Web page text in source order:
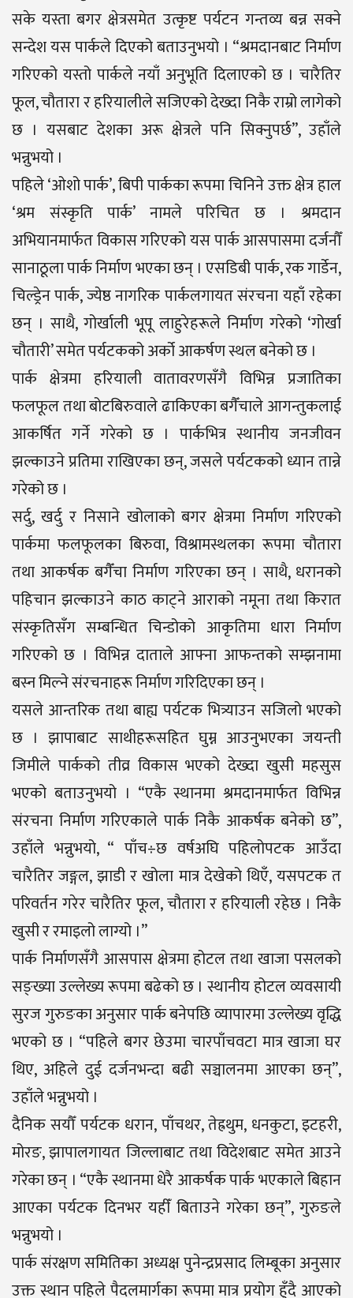
सके यस्ता बगर क्षेत्रसमेत उत्कृष्ट पर्यटन गन्तव्य बन्न सक्ने
सन्देश यस पार्कले दिएको बताउनुभयो । “श्रमदानबाट निर्माण
गरिएको यस्तो पार्कले नयाँ अनुभूति दिलाएको छ । चारैतिर
फूल, चौतारा र हरियालीले सजिएको देख्दा निकै राम्रो लागेको
छ । यसबाट देशका अरू क्षेत्रले पनि सिक्नुपर्छ”, उहाँले
भन्नुभयो ।
पहिले ‘ओशो पार्क’, बिपी पार्कका रूपमा चिनिने उक्त क्षेत्र हाल
‘श्रम संस्कृति पार्क’ नामले परिचित छ । श्रमदान
अभियानमार्फत विकास गरिएको यस पार्क आसपासमा दर्जनौँ
सानाठूला पार्क निर्माण भएका छन् । एसडिबी पार्क, रक गार्डेन,
चिल्ड्रेन पार्क, ज्येष्ठ नागरिक पार्कलगायत संरचना यहाँ रहेका
छन् । साथै, गोर्खाली भूपू लाहुरेहरूले निर्माण गरेको ‘गोर्खा
चौतारी’ समेत पर्यटकको अर्को आकर्षण स्थल बनेको छ ।
पार्क क्षेत्रमा हरियाली वातावरणसँगै विभिन्न प्रजातिका
फलफूल तथा बोटबिरुवाले ढाकिएका बगैँचाले आगन्तुकलाई
आकर्षित गर्ने गरेको छ । पार्कभित्र स्थानीय जनजीवन
झल्काउने प्रतिमा राखिएका छन्, जसले पर्यटकको ध्यान तान्ने
गरेको छ ।
सर्दु, खर्दु र निसाने खोलाको बगर क्षेत्रमा निर्माण गरिएको
पार्कमा फलफूलका बिरुवा, विश्रामस्थलका रूपमा चौतारा
तथा आकर्षक बगैँचा निर्माण गरिएका छन् । साथै, धरानको
पहिचान झल्काउने काठ काट्ने आराको नमूना तथा किरात
संस्कृतिसँग सम्बन्धित चिन्डोको आकृतिमा धारा निर्माण
गरिएको छ । विभिन्न दाताले आफ्ना आफन्तको सम्झनामा
बस्न मिल्ने संरचनाहरू निर्माण गरिदिएका छन् ।
यसले आन्तरिक तथा बाह्य पर्यटक भित्र्याउन सजिलो भएको
छ । झापाबाट साथीहरूसहित घुम्न आउनुभएका जयन्ती
जिमीले पार्कको तीव्र विकास भएको देख्दा खुसी महसुस
भएको बताउनुभयो । “एकै स्थानमा श्रमदानमार्फत विभिन्न
संरचना निर्माण गरिएकाले पार्क निकै आकर्षक बनेको छ”,
उहाँले भन्नुभयो, “ पाँच÷छ वर्षअघि पहिलोपटक आउँदा
चारैतिर जङ्गल, झाडी र खोला मात्र देखेको थिएँ, यसपटक त
परिवर्तन गरेर चारैतिर फूल, चौतारा र हरियाली रहेछ । निकै
खुसी र रमाइलो लाग्यो ।”
पार्क निर्माणसँगै आसपास क्षेत्रमा होटल तथा खाजा पसलको
सङ्ख्या उल्लेख्य रूपमा बढेको छ । स्थानीय होटल व्यवसायी
सुरज गुरुङका अनुसार पार्क बनेपछि व्यापारमा उल्लेख्य वृद्धि
भएको छ । “पहिले बगर छेउमा चारपाँचवटा मात्र खाजा घर
थिए, अहिले दुई दर्जनभन्दा बढी सञ्चालनमा आएका छन्”,
उहाँले भन्नुभयो ।
दैनिक सयौँ पर्यटक धरान, पाँचथर, तेह्रथुम, धनकुटा, इटहरी,
मोरङ, झापालगायत जिल्लाबाट तथा विदेशबाट समेत आउने
गरेका छन् । “एकै स्थानमा धेरै आकर्षक पार्क भएकाले बिहान
आएका पर्यटक दिनभर यहीँ बिताउने गरेका छन्”, गुरुङले
भन्नुभयो ।
पार्क संरक्षण समितिका अध्यक्ष पुनेन्द्रप्रसाद लिम्बूका अनुसार
उक्त स्थान पहिले पैदलमार्गका रूपमा मात्र प्रयोग हुँदै आएको